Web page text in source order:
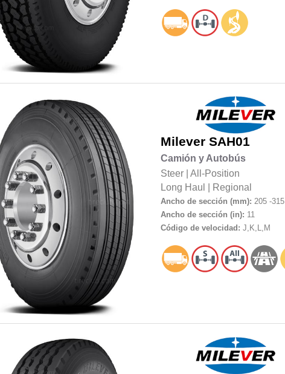
Milever SAH01
Camión y Autobús
Steer| All-Position
Long Haul
Regional
Ancho de sección (mm): 205 -315
Ancho de sección (in): 11
Código de velocidad: J,K,L,M